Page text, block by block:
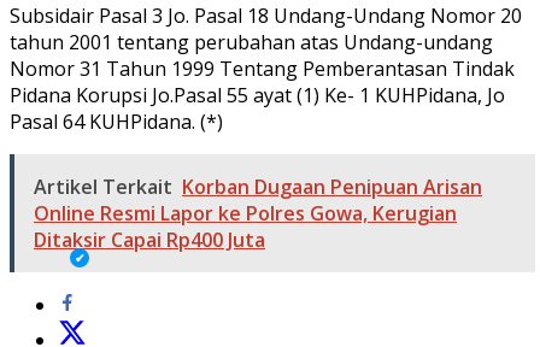
Subsidair Pasal 3 Jo. Pasal 18 Undang-Undang Nomor 20
tahun 2001 tentang perubahan atas Undang-undang
Nomor 31 Tahun 1999 Tentang Pemberantasan Tindak
Pidana Korupsi Jo.Pasal 55 ayat (1) Ke- 1 KUHPidana, Jo
Pasal 64 KUHPidana. (*)
Artikel Terkait Korban Dugaan Penipuan Arisan
Online Resmi Lapor ke Polres Gowa, Kerugian
Ditaksir Capai Rp400 Juta